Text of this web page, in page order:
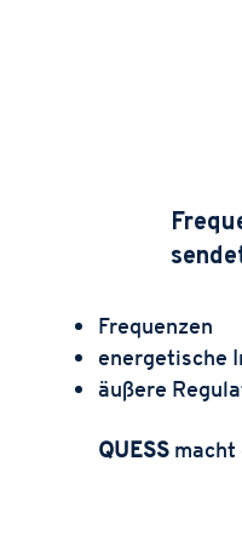
Frequenzen
energetische
äußere
QUESS macht